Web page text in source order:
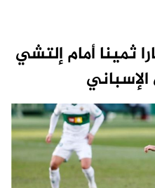
ثمينا أمام إلتشي